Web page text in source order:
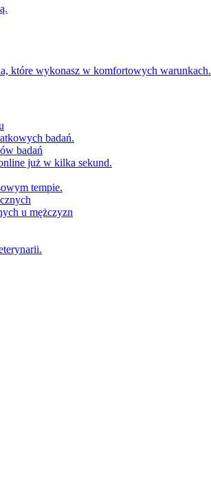
które wykonasz w komfortowych warunkach.
badań.
badań
już w kilka sekund.
tempie.
u mężczyzn